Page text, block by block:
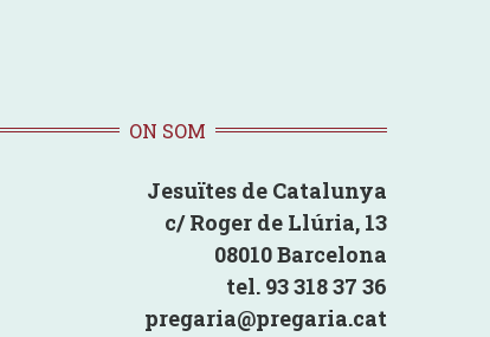
ON SOM
Jesuïtes de Catalunya
c/ Roger de Llúria, 13
08010 Barcelona
tel. 93 318 37 36
pregaria@pregaria.cat